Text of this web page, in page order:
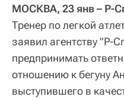
МОСКВА, 23 янв – Р-
Тренер по легкой
заявил агентству "Р-
предпринимать
отношению к бегуну
выступившего в